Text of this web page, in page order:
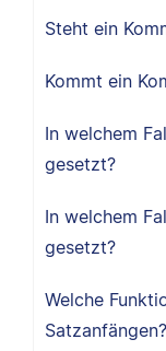
Steht ein
Kommt ein
In welchem
gesetzt?
In welchem
gesetzt?
Welche
Satzanfängen?